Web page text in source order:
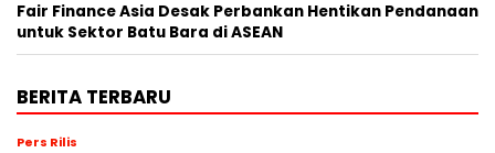
Fair Finance Asia Desak Perbankan Hentikan Pendanaan
untuk Sektor Batu Bara di ASEAN
BERITA TERBARU
Pers Rilis